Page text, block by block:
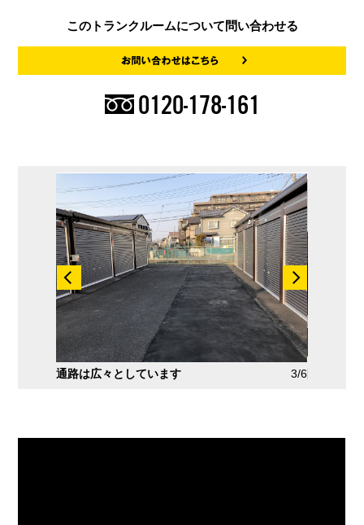
このトランクルームについて問い合わせる
0120-178-161
2/6通路は広々としています 3/6